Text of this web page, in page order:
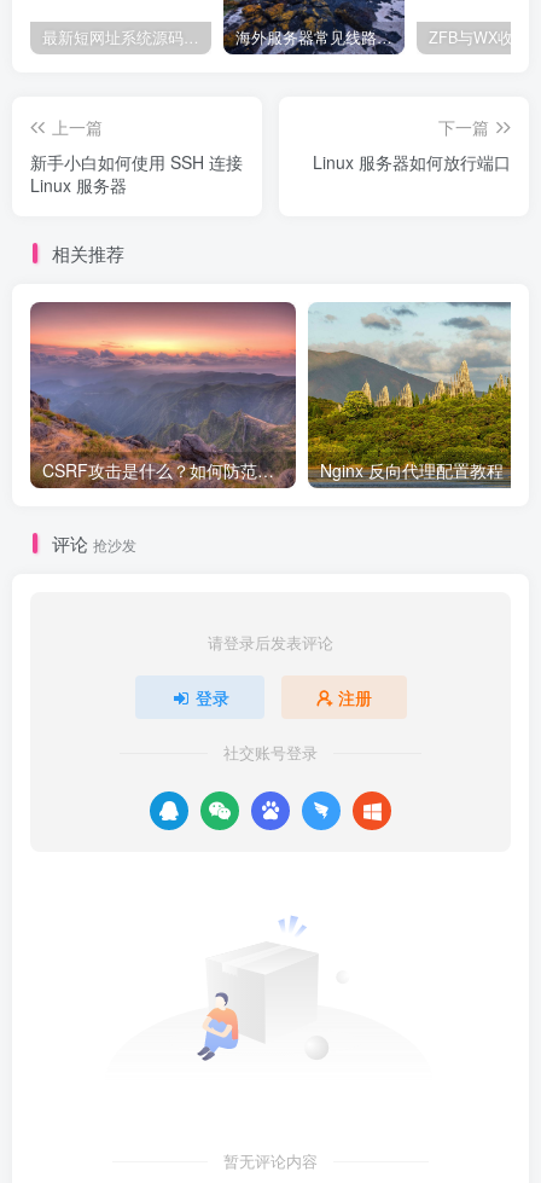
最新短网址系统源码 分用户链接 海外服务器常见线路对比
上一篇
新手小白如何使用 SSH 连接
Linux 服务器
下一篇
Linux 服务器如何放行端口
相关推荐
CSRF攻击是什么？如何防范呢？ Nginx 反向代理配置教程
评论 抢沙发
请登录后发表评论
登录 注册
社交账号登录
暂无评论内容